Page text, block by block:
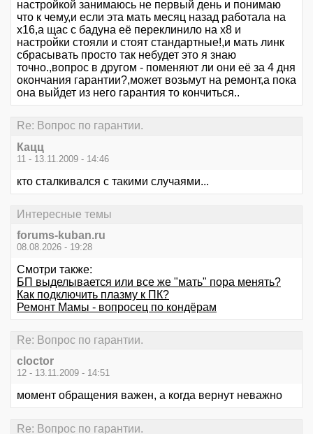
настройкой занимаюсь не первый день и понимаю
что к чему,и если эта мать месяц назад работала на
x16,а щас с бадуна её переклинило на x8 и
настройки стояли и стоят стандартные!,и мать линк
сбрасывать просто так небудет это я знаю
точно.,вопрос в другом - поменяют ли они её за 4 дня
окончания гарантии?,может возьмут на ремонт,а пока
она выйдет из него гарантия то кончиться..
Re: Вопрос по гарантии.
Кацц
11 - 13.11.2009 - 14:46
кто сталкивался с такими случаями...
Интересные темы
forums-kuban.ru
08.08.2026 - 19:28
Смотри также:
БП выделывается или все же "мать" пора менять?
Как подключить плазму к ПК?
Ремонт Мамы - вопросец по кондёрам
Re: Вопрос по гарантии.
cloctor
12 - 13.11.2009 - 14:51
момент обращения важен, а когда вернут неважно
Re: Вопрос по гарантии.